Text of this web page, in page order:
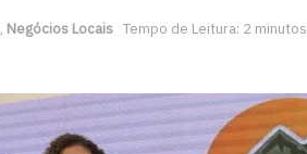
, Negócios Locais Tempo de Leitura: 2 minutos